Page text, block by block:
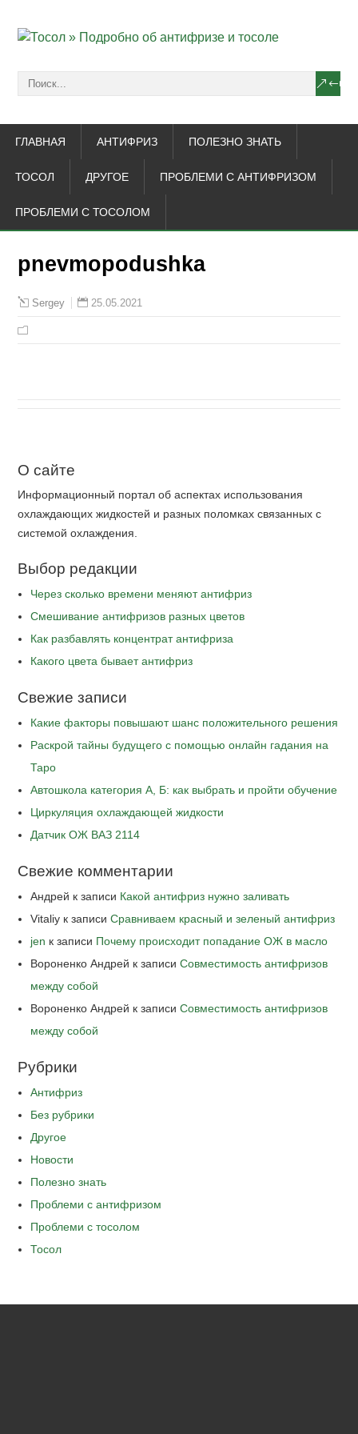
ГЛАВНАЯ АНТИФРИЗ ПОЛЕЗНО ЗНАТЬ
ТОСОЛ ДРУГОЕ ПРОБЛЕМИ С АНТИФРИЗОМ
ПРОБЛЕМИ С ТОСОЛОМ
pnevmopodushka
Sergey 25.05.2021
О сайте
Информационный портал об аспектах использования
охлаждающих жидкостей и разных поломках связанных с
системой охлаждения.
Выбор редакции
Через сколько времени меняют антифриз
Cмешивание антифризов разных цветов
Как разбавлять концентрат антифриза
Какого цвета бывает антифриз
Свежие записи
Какие факторы повышают шанс положительного решения
Раскрой тайны будущего с помощью онлайн гадания на
Таро
Автошкола категория А, Б: как выбрать и пройти обучение
Циркуляция охлаждающей жидкости
Датчик ОЖ ВАЗ 2114
Свежие комментарии
Андрей к записи Какой антифриз нужно заливать
Vitaliy к записиСравниваем красный и зеленый антифриз
jen к записи Почему происходит попадание ОЖ в масло
Вороненко Андрей к записиСовместимость антифризов
между собой
Вороненко Андрей к записиСовместимость антифризов
между собой
Рубрики
Антифриз
Без рубрики
Другое
Новости
Полезно знать
Проблеми с антифризом
Проблеми с тосолом
Тосол